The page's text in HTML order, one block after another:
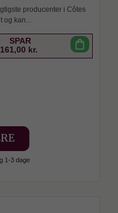
producenter i Côtes
kan...
SPAR
161,00 kr.
shopping_bag
1-3 dage